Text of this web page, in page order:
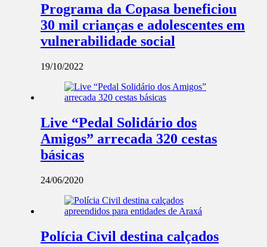
Programa da Copasa beneficiou
30 mil crianças e adolescentes em
vulnerabilidade social
19/10/2022
Live “Pedal Solidário dos
Amigos” arrecada 320 cestas
básicas
24/06/2020
Polícia Civil destina calçados